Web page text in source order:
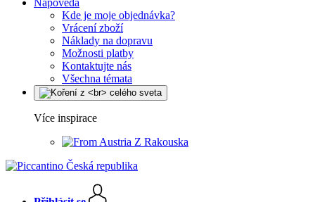
Nápověda
Kde je moje objednávka?
Vrácení zboží
Náklady na dopravu
Možnosti platby
Kontaktujte nás
Všechna témata
Více inspirace
Z Rakouska